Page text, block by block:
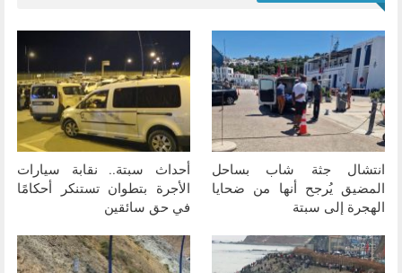
انتشال جثة شاب بساحل
المضيق يُرجح أنها من ضحايا
الهجرة إلى سبتة
أحداث سبتة.. نقابة سيارات
الأجرة بتطوان تستنكر أحكامًا
في حق سائقين